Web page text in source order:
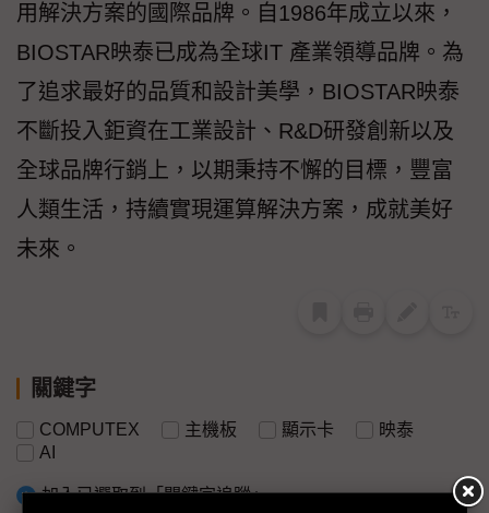
用解決方案的國際品牌。自1986年成立以來，
BIOSTAR映泰已成為全球IT 產業領導品牌。為
了追求最好的品質和設計美學，BIOSTAR映泰
不斷投入鉅資在工業設計、R&D研發創新以及
全球品牌行銷上，以期秉持不懈的目標，豐富
人類生活，持續實現運算解決方案，成就美好
未來。
關鍵字
COMPUTEX 主機板 顯示卡
映泰
AI
加入已選取到「關鍵字追蹤」